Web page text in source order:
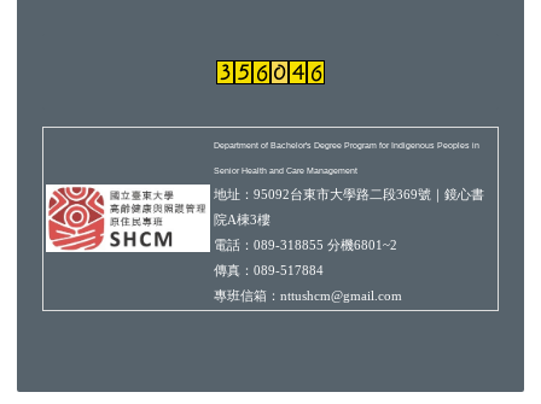
Department of Bachelor's Degree Program for Indigenous Peoples in
Senior Health and Care Management
地址 ： 95092台東市大學路二段369號｜鏡心書
院A棟3樓
電話：089-318855 分機6801~2
傳真：089-517884
專班信箱 ：nttushcm@gmail.com